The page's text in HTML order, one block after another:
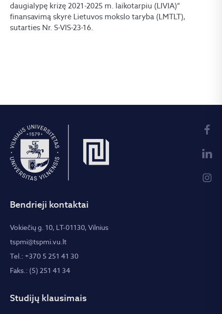
daugialypę krizę 2021-2025 m. laikotarpiu (LIVIA)”
finansavimą skyrė Lietuvos mokslo taryba (LMTLT),
sutarties Nr. S-VIS-23-16.
Bendrieji kontaktai
Vokiečių g. 10, LT-01130, Vilnius
tspmi@tspmi.vu.lt
Tel.: +370 5 251 41 30
Faks.: (5) 251 41 34
Studijų klausimais